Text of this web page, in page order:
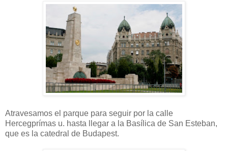
Atravesamos el parque para seguir por la calle
Hercegprímas u. hasta llegar a la Basílica de San Esteban,
que es la catedral de Budapest.